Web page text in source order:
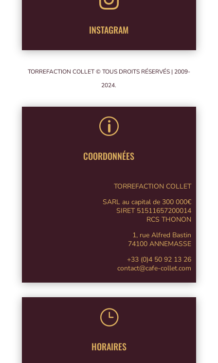
INSTAGRAM
TORREFACTION COLLET © TOUS DROITS RÉSERVÉS | 2009-
2024.
p
COORDONNÉES
TORREFACTION COLLET
SARL au capital de 300 000€
SIRET 51511657200014
RCS THONON
1, rue Alfred Bastin
74100 ANNEMASSE
+33 (0)4 50 92 13 26
contact@cafe-collet.com
}
HORAIRES